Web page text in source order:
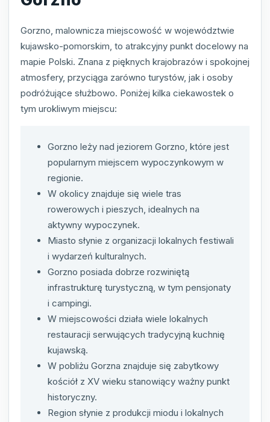
Gorzno, malownicza miejscowość w województwie
kujawsko-pomorskim, to atrakcyjny punkt docelowy na
mapie Polski. Znana z pięknych krajobrazów i spokojnej
atmosfery, przyciąga zarówno turystów, jak i osoby
podróżujące służbowo. Poniżej kilka ciekawostek o
tym urokliwym miejscu:
Gorzno leży nad jeziorem Gorzno, które jest
popularnym miejscem wypoczynkowym w
regionie.
W okolicy znajduje się wiele tras
rowerowych i pieszych, idealnych na
aktywny wypoczynek.
Miasto słynie z organizacji lokalnych festiwali
i wydarzeń kulturalnych.
Gorzno posiada dobrze rozwiniętą
infrastrukturę turystyczną, w tym pensjonaty
i campingi.
W miejscowości działa wiele lokalnych
restauracji serwujących tradycyjną kuchnię
kujawską.
W pobliżu Gorzna znajduje się zabytkowy
kościół z XV wieku stanowiący ważny punkt
historyczny.
Region słynie z produkcji miodu i lokalnych